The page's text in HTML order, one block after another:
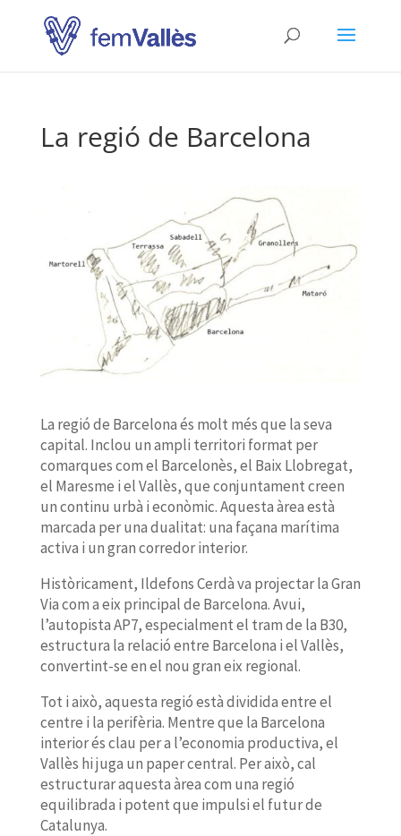
La regió de Barcelona
La regió de Barcelona és molt més que la seva
capital. Inclou un ampli territori format per
comarques com el Barcelonès, el Baix Llobregat,
el Maresme i el Vallès, que conjuntament creen
un continu urbà i econòmic. Aquesta àrea està
marcada per una dualitat: una façana marítima
activa i un gran corredor interior.
Històricament, Ildefons Cerdà va projectar la Gran
Via com a eix principal de Barcelona. Avui,
l’autopista AP7, especialment el tram de la B30,
estructura la relació entre Barcelona i el Vallès,
convertint-se en el nou gran eix regional.
Tot i això, aquesta regió està dividida entre el
centre i la perifèria. Mentre que la Barcelona
interior és clau per a l’economia productiva, el
Vallès hi juga un paper central. Per això, cal
estructurar aquesta àrea com una regió
equilibrada i potent que impulsi el futur de
Catalunya.